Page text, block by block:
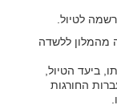
לטיול.
מהמלון ללשדה
ביעד הטיול,
החורגות